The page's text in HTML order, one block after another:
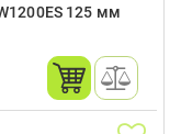
125 мм